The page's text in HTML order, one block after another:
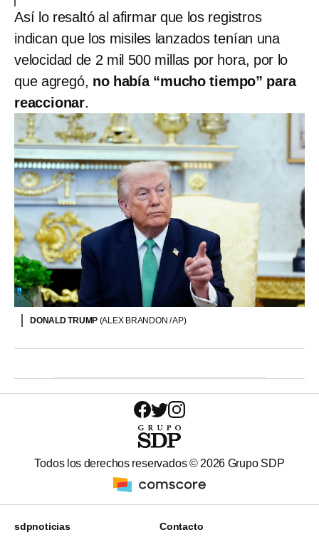
Así lo resaltó al afirmar que los registros
indican que los misiles lanzados tenían una
velocidad de 2 mil 500 millas por hora, por lo
que agregó, no había “mucho tiempo” para
reaccionar.
DONALD TRUMP (ALEX BRANDON / AP)
Todos los derechos reservados ©2026 Grupo SDP
sdpnoticias Contacto